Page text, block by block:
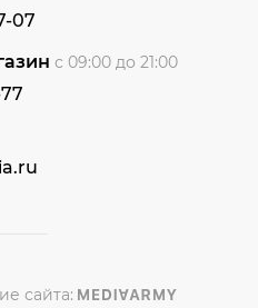
07
с 09:00 до 21:00
сайта: